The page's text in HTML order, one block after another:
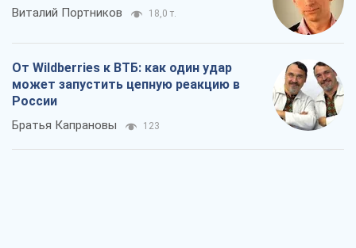
Виталий Портников 18,0 т.
От Wildberries к ВТБ: как один удар
может запустить цепную реакцию в
России
Братья Капрановы 123